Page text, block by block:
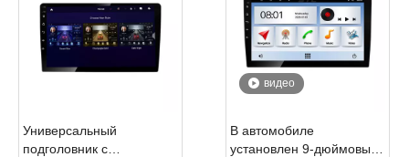
Универсальный
подголовник с
видео
В автомобиле
установлен 9-дюймовый